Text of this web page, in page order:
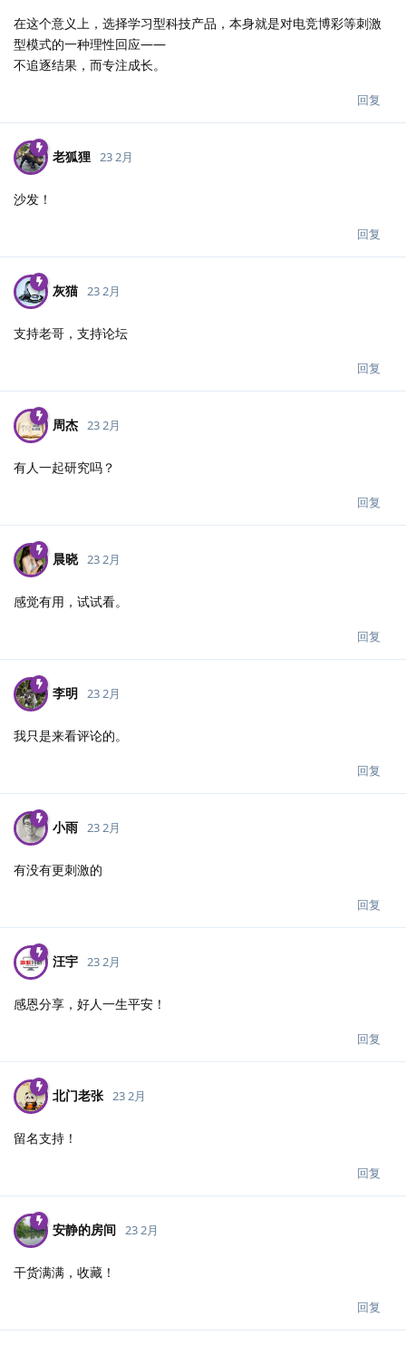
在这个意义上，选择学习型科技产品，本身就是对电竞博彩等刺激
型模式的一种理性回应——
不追逐结果，而专注成长。
回复
老狐狸 23 2月
沙发！
回复
灰猫 23 2月
支持老哥，支持论坛
回复
周杰 23 2月
有人一起研究吗？
回复
晨晓 23 2月
感觉有用，试试看。
回复
李明 23 2月
我只是来看评论的。
回复
小雨 23 2月
有没有更刺激的
回复
汪宇 23 2月
感恩分享，好人一生平安！
回复
北门老张 23 2月
留名支持！
回复
安静的房间 23 2月
干货满满，收藏！
回复